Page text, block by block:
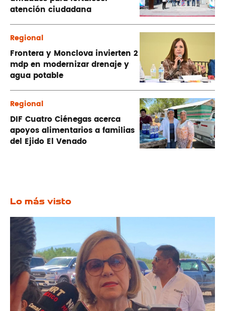
atención ciudadana
Regional
Frontera y Monclova invierten 2
mdp en modernizar drenaje y
agua potable
Regional
DIF Cuatro Ciénegas acerca
apoyos alimentarios a familias
del Ejido El Venado
Lo más visto